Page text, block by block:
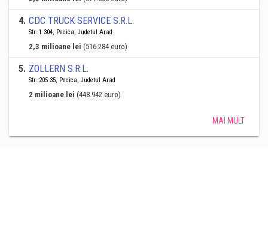
4. CDC TRUCK SERVICE S.R.L.
Str. 1 304, Pecica, Judetul Arad
2,3 milioane lei (516.284 euro)
5. ZOLLERN S.R.L.
Str. 205 35, Pecica, Judetul Arad
2 milioane lei (448.942 euro)
MAI MULT